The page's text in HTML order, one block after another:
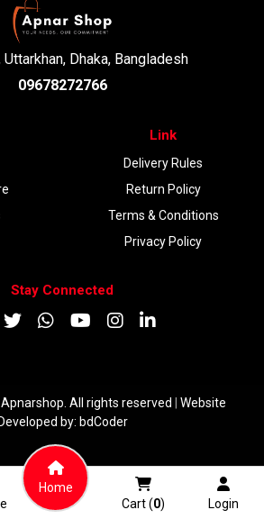
Uttarkhan, Dhaka, Bangladesh
09678272766
Link
Delivery Rules
Return Policy
Terms & Conditions
Privacy Policy
Stay Connected
All rights reserved
Website
Developed by: bdCoder
Home
Cart (0) Login